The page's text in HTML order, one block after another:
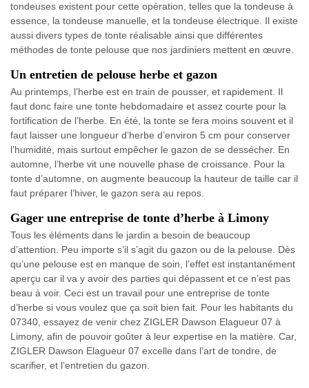
tondeuses existent pour cette opération, telles que la tondeuse à
essence, la tondeuse manuelle, et la tondeuse électrique. Il existe
aussi divers types de tonte réalisable ainsi que différentes
méthodes de tonte pelouse que nos jardiniers mettent en œuvre.
Un entretien de pelouse herbe et gazon
Au printemps, l’herbe est en train de pousser, et rapidement. Il
faut donc faire une tonte hebdomadaire et assez courte pour la
fortification de l’herbe. En été, la tonte se fera moins souvent et il
faut laisser une longueur d’herbe d’environ 5 cm pour conserver
l’humidité, mais surtout empêcher le gazon de se dessécher. En
automne, l’herbe vit une nouvelle phase de croissance. Pour la
tonte d’automne, on augmente beaucoup la hauteur de taille car il
faut préparer l’hiver, le gazon sera au repos.
Gager une entreprise de tonte d’herbe à Limony
Tous les éléments dans le jardin a besoin de beaucoup
d’attention. Peu importe s’il s’agit du gazon ou de la pelouse. Dès
qu’une pelouse est en manque de soin, l’effet est instantanément
aperçu car il va y avoir des parties qui dépassent et ce n’est pas
beau à voir. Ceci est un travail pour une entreprise de tonte
d’herbe si vous voulez que ça soit bien fait. Pour les habitants du
07340, essayez de venir chez ZIGLER Dawson Elagueur 07 à
Limony, afin de pouvoir goûter à leur expertise en la matière. Car,
ZIGLER Dawson Elagueur 07 excelle dans l’art de tondre, de
scarifier, et l’entretien du gazon.